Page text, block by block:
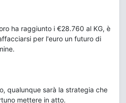
ha raggiunto i €28.760 al KG, è
per l'euro un futuro di
qualunque sarà la strategia che
mettere in atto.